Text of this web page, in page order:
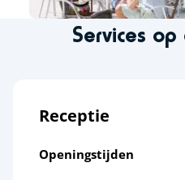
Services
Receptie
Openingstijden